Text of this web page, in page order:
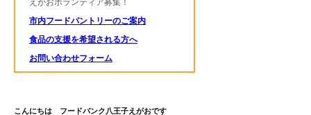
えがおボランティア募集！
市内フードパントリーのご案内
食品の支援を希望される方へ
お問い合わせフォーム
こんにちは フードバンク八王子えがおです